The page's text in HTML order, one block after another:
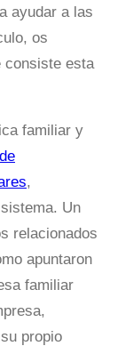
ayudar a las
os
consiste esta
familiar y
,
Un
relacionados
apuntaron
familiar
propio